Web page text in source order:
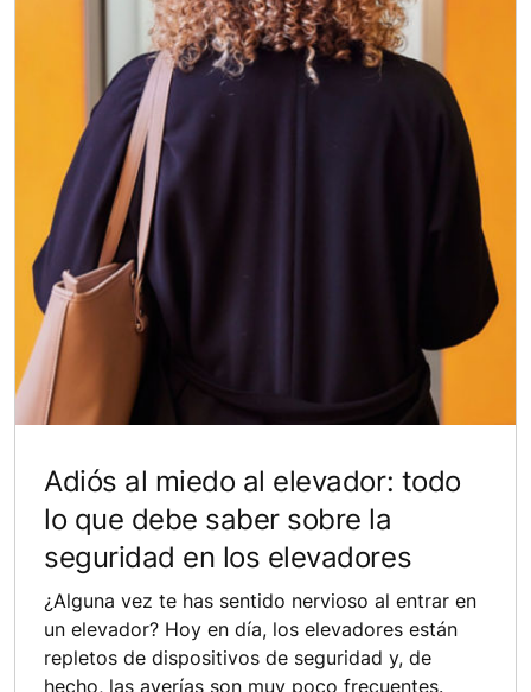
Adiós al miedo al elevador: todo
lo que debe saber sobre la
seguridad en los elevadores
¿Alguna vez te has sentido nervioso al entrar en
un elevador? Hoy en día, los elevadores están
repletos de dispositivos de seguridad y, de
hecho, las averías son muy poco frecuentes.